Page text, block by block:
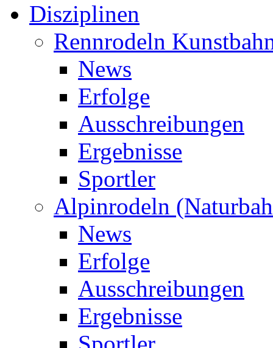
Disziplinen
Rennrodeln
News
Erfolge
Ausschreibungen
Ergebnisse
Sportler
Alpinrodeln
News
Erfolge
Ausschreibungen
Ergebnisse